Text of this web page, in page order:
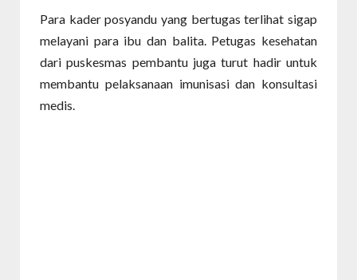
Para kader posyandu yang bertugas terlihat sigap
melayani para ibu dan balita. Petugas kesehatan
dari puskesmas pembantu juga turut hadir untuk
membantu pelaksanaan imunisasi dan konsultasi
medis.